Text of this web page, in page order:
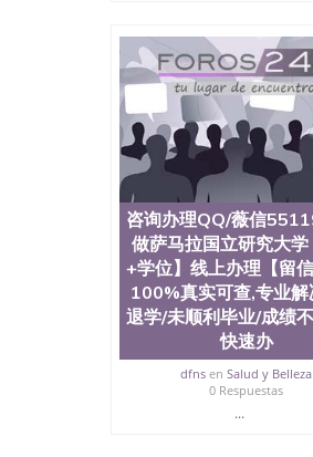
院、教育学院、工程
等。学校的教育学院
本科、硕士及博士学
理、文学、音乐、生
生物工程、建筑设计
科学、心理学、戏剧
提供相关材料，确定客
账号，付定金； 4、预
书留服直接邮寄给客
材料，尺寸大小，防伪
字图案浮雕，激光镭
体的认可，同时和海
格证，学生卡，结业
历文凭的样版，尺寸
我们的优势： 我们在
么是高性价比。 咨询
取通知书，雅思，留学
咨询办理QQ/薇信
做萨马拉国立研究大学
+学位】线上办理【留信
100%真实可查,专业解
退学/未顺利毕业/成绩
快速办
dfns enSalud y Belleza
0 Respuestas
...